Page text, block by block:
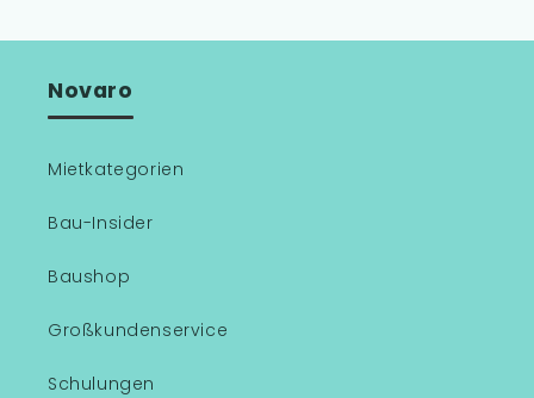
Novaro
Mietkategorien
Bau-Insider
Baushop
Großkundenservice
Schulungen